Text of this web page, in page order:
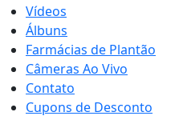
Vídeos
Álbuns
Farmácias de Plantão
Câmeras Ao Vivo
Contato
Cupons de Desconto